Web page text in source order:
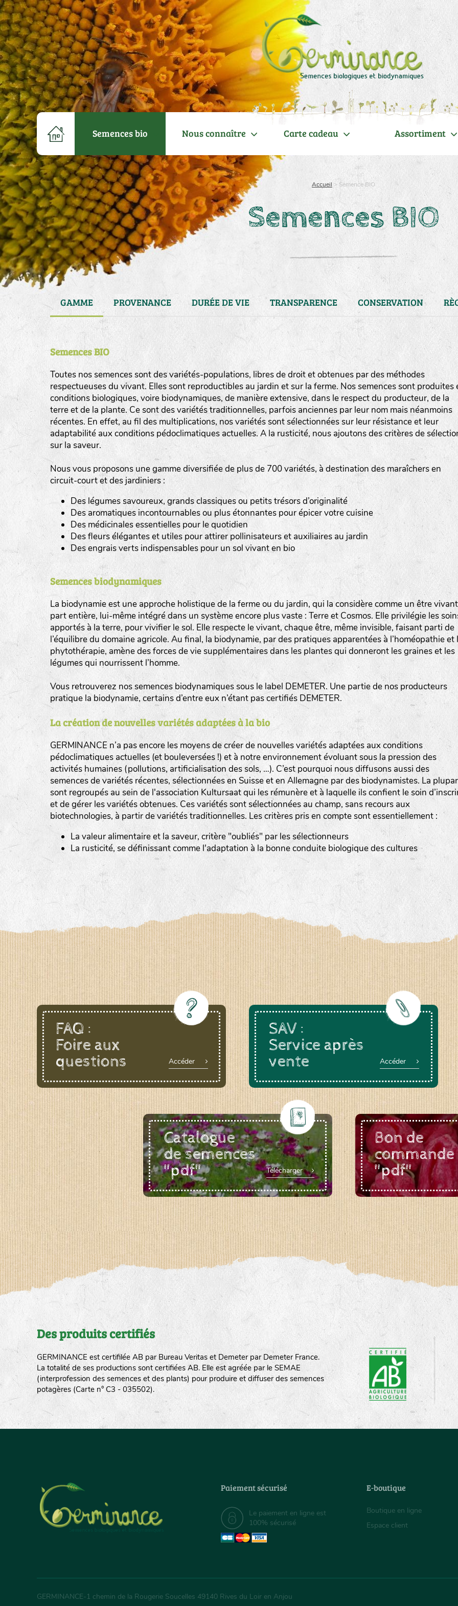
Semences bio Nous connaître Carte cadeau Assortiment
Accueil > Semence BIO
Semences BIO
GAMME PROVENANCE DURÉE DE VIE TRANSPARENCE CONSERVATION
Semences BIO
Toutes nos semences sont des variétés-populations, libres de droit et obtenues par des méthodes
respectueuses du vivant. Elles sont reproductibles au jardin et sur la ferme. Nos semences sont produites
conditions biologiques, voire biodynamiques, de manière extensive, dans le respect du producteur, de la
terre et de la plante. Ce sont des variétés traditionnelles, parfois anciennes par leur nom mais néanmoins
récentes. En effet, au fil des multiplications, nos variétés sont sélectionnées sur leur résistance et leur
adaptabilité aux conditions pédoclimatiques actuelles. A la rusticité, nous ajoutons des critères de
sur la saveur.
Nous vous proposons une gamme diversifiée de plus de 700 variétés, à destination des maraîchers en
circuit-court et des jardiniers :
Des légumes savoureux, grands classiques ou petits trésors d’originalité
Des aromatiques incontournables ou plus étonnantes pour épicer votre cuisine
Des médicinales essentielles pour le quotidien
Des fleurs élégantes et utiles pour attirer pollinisateurs et auxiliaires au jardin
Des engrais verts indispensables pour un sol vivant en bio
Semences biodynamiques
La biodynamie est une approche holistique de la ferme ou du jardin, qui la considère comme un être
part entière, lui-même intégré dans un système encore plus vaste : Terre et Cosmos. Elle privilégie les
apportés à la terre, pour vivifier le sol. Elle respecte le vivant, chaque être, même invisible, faisant parti de
l’équilibre du domaine agricole. Au final, la biodynamie, par des pratiques apparentées à l’homéopathie et
phytothérapie, amène des forces de vie supplémentaires dans les plantes qui donneront les graines et les
légumes qui nourrissent l’homme.
Vous retrouverez nos semences biodynamiques sous le label DEMETER. Une partie de nos producteurs
pratique la biodynamie, certains d’entre eux n’étant pas certifiés DEMETER.
La création de nouvelles variétés adaptées à la bio
GERMINANCE n’a pas encore les moyens de créer de nouvelles variétés adaptées aux conditions
pédoclimatiques actuelles (et bouleversées !) et à notre environnement évoluant sous la pression des
activités humaines (pollutions, artificialisation des sols, …). C’est pourquoi nous diffusons aussi des
semences de variétés récentes, sélectionnées en Suisse et en Allemagne par des biodynamistes. La
sont regroupés au sein de l'association Kultursaat qui les rémunère et à laquelle ils confient le soin
et de gérer les variétés obtenues. Ces variétés sont sélectionnées au champ, sans recours aux
biotechnologies, à partir de variétés traditionnelles. Les critères pris en compte sont essentiellement :
La valeur alimentaire et la saveur, critère "oubliés" par les sélectionneurs
La rusticité, se définissant comme l'adaptation à la bonne conduite biologique des cultures
BINGENHEIMER SAATGUT (BGH)
www.bingenheimersaatgut.de
DE BOLSTER (DBO)
www.bolster.nl
GRAINE DEL PAÏS (GDP)
www.grainesdelpais.com
JARDIN EN’VIE (JEV)
LA BOITE A GRAINES (LBAG)
www.laboiteagraines.com
L’AUBEPIN (PDO)
www.aubepin.fr
LE BIAU GERME (LBG)
www.biaugerme.com
SATIVA RHEINAU (SAD)
www.sativa-rheinau.ch
SEMAILLES (SEM)
www.semaille.com
LA RÉFÉRENCE :F BEL20BPA1A (en haut à
F : Fleurs.
Les autres catégories étant :
E
: Engrais vert
L: Légumes
A: Aromatiques
BEL : Code de la variété
(Ici Belle de nuit)
20 : Année de récolte
(ici 2020)
BPA : Initiales du producteur ou du fournisseur de
semence.
1 : Numéro d’ordre du lot
A : Sans calibre.
: Gros
: Moyen calibre
P: Petit calibre
haies
zone sauvage
mare
tas de compost
fleurs
animaux domestiques
animaux sauvages
biodiversité cultivée
Légumes feuilles
Légumes racines
Plantes aromatiques
FAQ :
Foire aux
questions
Accéder
SAV :
Service après
vente
Accéder
Catalogue
de semences
"pdf"
Télécharger
Bon de
commande
"pdf"
Des produits certifiés
GERMINANCE est certifilée AB par Bureau Veritas et Demeter par Demeter France.
La totalité de ses productions sont certifiées AB. Elle est agréée par le SEMAE
(interprofession des semences et des plants) pour produire et diffuser des semences
potagères (Carte n° C3 - 035502).
Paiement sécurisé
Le paiement en ligne est
100% sécurisé
E-boutique
Boutique en ligne
Espace client
GERMINANCE-1 chemin de la Rougerie Soucelles 49140 Rives du Loir en Anjou